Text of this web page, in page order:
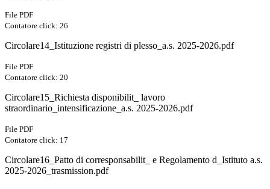
File PDF
Contatore click: 26
Circolare14_Istituzione registri di plesso_a.s. 2025-2026.pdf
File PDF
Contatore click: 20
Circolare15_Richiesta disponibilit_ lavoro
straordinario_intensificazione_a.s. 2025-2026.pdf
File PDF
Contatore click: 17
Circolare16_Patto di corresponsabilit_ e Regolamento d_Istituto a.s.
2025-2026_trasmission.pdf